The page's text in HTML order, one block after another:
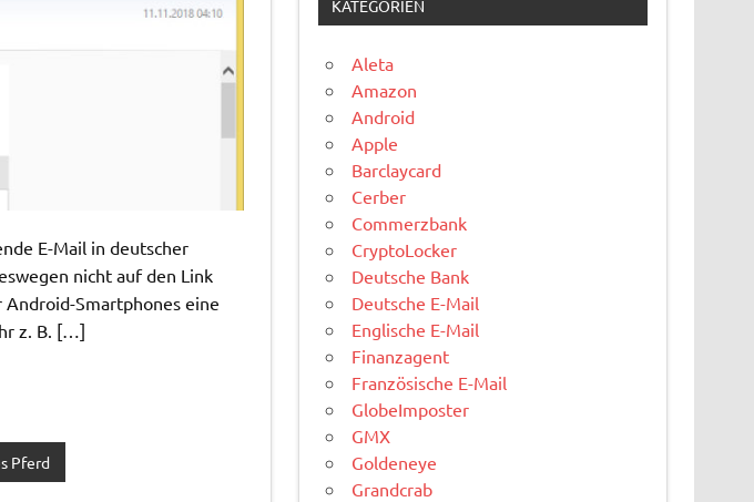
E-Mail in deutscher
nicht auf den Link
Smartphones eine
z. B. […]
Pferd
KATEGORIEN
Aleta
Amazon
Android
Apple
Barclaycard
Cerber
Commerzbank
CryptoLocker
Deutsche Bank
Deutsche E-Mail
Englische E-Mail
Finanzagent
Französische E-Mail
GlobeImposter
GMX
Goldeneye
Grandcrab